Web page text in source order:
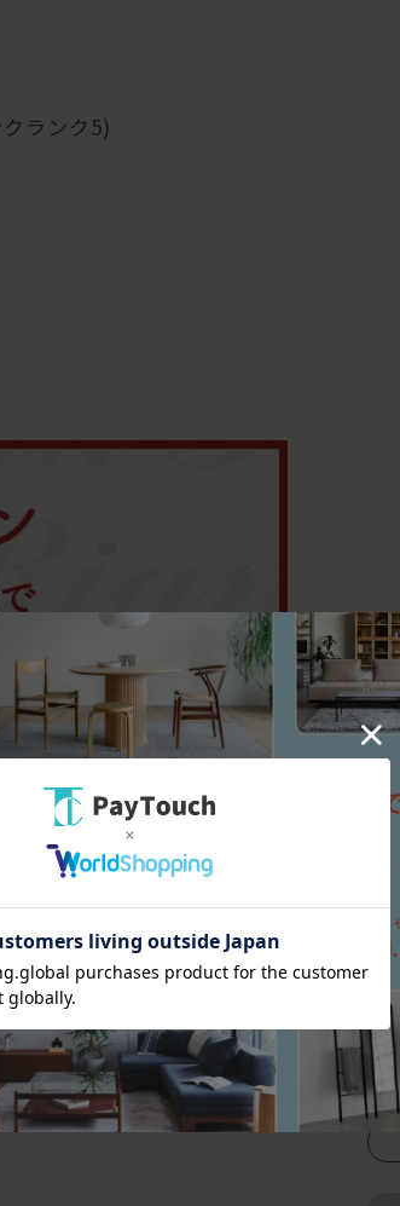
ランク5)
張地一覧を見る